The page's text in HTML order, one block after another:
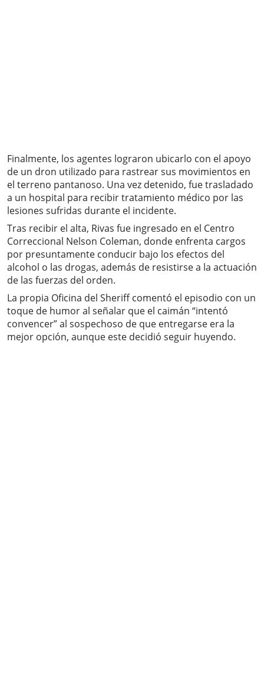
Finalmente, los agentes lograron ubicarlo con el apoyo
de un dron utilizado para rastrear sus movimientos en
el terreno pantanoso. Una vez detenido, fue trasladado
a un hospital para recibir tratamiento médico por las
lesiones sufridas durante el incidente.
Tras recibir el alta, Rivas fue ingresado en el Centro
Correccional Nelson Coleman, donde enfrenta cargos
por presuntamente conducir bajo los efectos del
alcohol o las drogas, además de resistirse a la actuación
de las fuerzas del orden.
La propia Oficina del Sheriff comentó el episodio con un
toque de humor al señalar que el caimán “intentó
convencer” al sospechoso de que entregarse era la
mejor opción, aunque este decidió seguir huyendo.